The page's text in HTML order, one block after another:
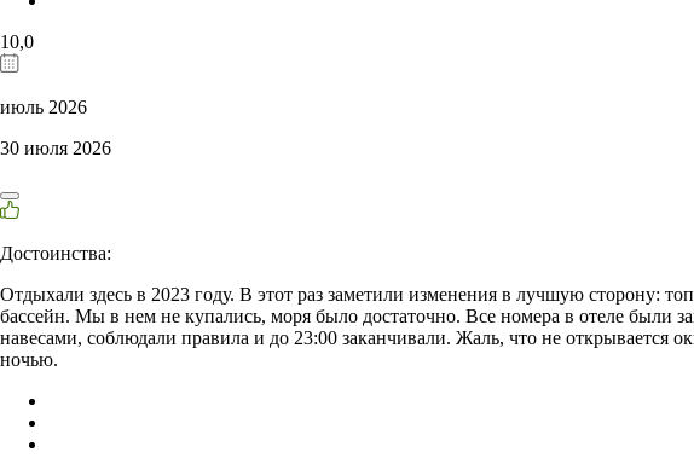
10,0
июль 2026
30 июля 2026
Достоинства:
Отдыхали здесь в 2023 году. В этот раз заметили изменения в лучшую сторону:
бассейн. Мы в нем не купались, моря было достаточно. Все номера в отеле были
навесами, соблюдали правила и до 23:00 заканчивали. Жаль, что не открывается
ночью.